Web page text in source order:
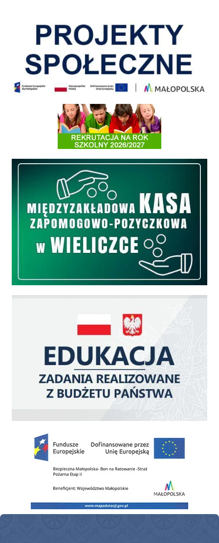
Informacja o terminach rekrutacji na rok szkolny 2026/2027
Międzyzakładowa Kasa Zapomogowo - Pożyczkowa
Zakup fabrycznie nowego, średniego samochodu ratowniczo-gaśniczego z